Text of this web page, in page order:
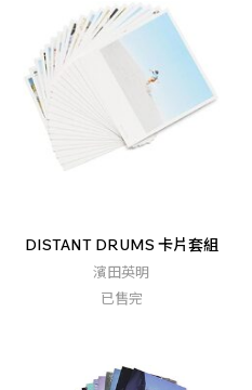
DISTANT DRUMS 卡片套組
濱田英明
已售完